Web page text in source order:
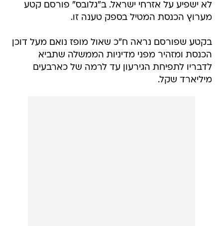
לא ישפיע על אזרחי ישראל. ב"גלובס" פורסם קטע
מערוץ הכנסת המטיל בספק טענה זו.
בקטע שפורסם נראה ח"כ שאול מופז נואם מעל דוכן
הכנסת ומזהיר מפני מדיניות הממשלה שתביא
לדבריו לתפיחת הגירעון עד לרמה של כארבעים
מיליארד שקל.